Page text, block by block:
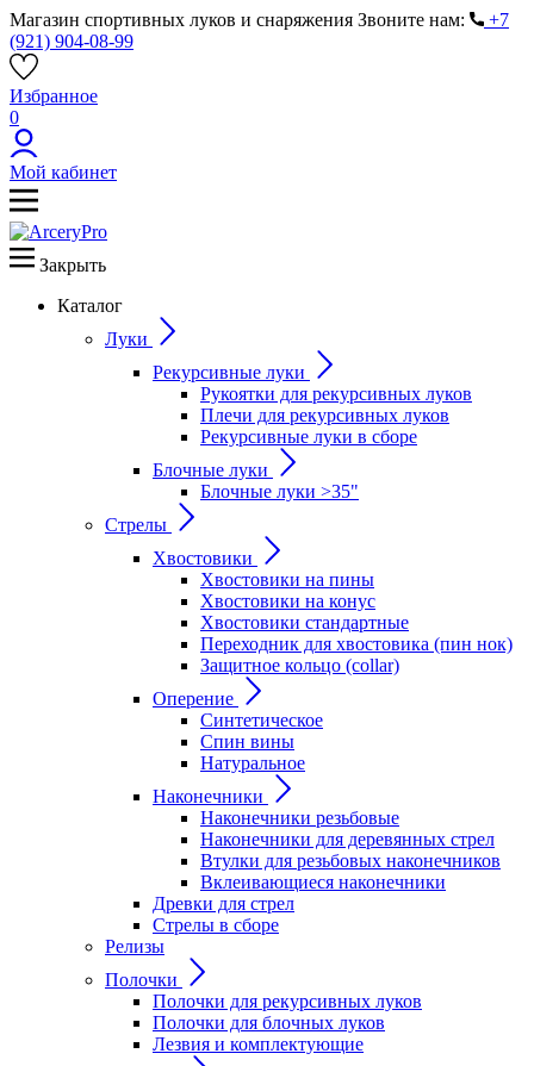
Магазин спортивных луков и снаряжения Звоните нам:
+7
(921) 904-08-99
Избранное
0
Мой кабинет
Закрыть
Каталог
Луки
Рекурсивные луки
Рукоятки для рекурсивных луков
Плечи для рекурсивных луков
Рекурсивные луки в сборе
Блочные луки
Блочные луки >35"
Стрелы
Хвостовики
Хвостовики на пины
Хвостовики на конус
Хвостовики стандартные
Переходник для хвостовика (пин нок)
Защитное кольцо (collar)
Оперение
Синтетическое
Спин вины
Натуральное
Наконечники
Наконечники резьбовые
Наконечники для деревянных стрел
Втулки для резьбовых наконечников
Вклеивающиеся наконечники
Древки для стрел
Стрелы в сборе
Релизы
Полочки
Полочки для рекурсивных луков
Полочки для блочных луков
Лезвия и комплектующие